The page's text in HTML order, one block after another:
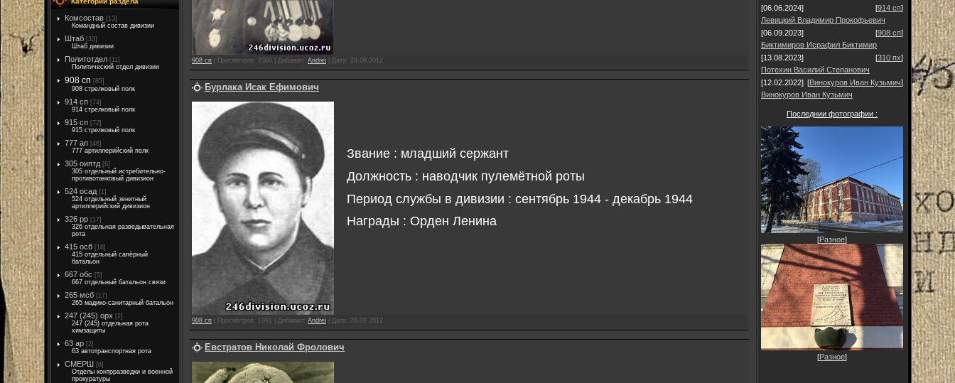
Комсостав [13]
Командный состав дивизии
Штаб [33]
Штаб дивизии
Политотдел [11]
Политический отдел дивизии
908 сп [85]
908 стрелковый полк
914 сп [74]
914 стрелковый полк
915 сп [72]
915 стрелковый полк
777 ап [46]
777 артиллерийский полк
305 оиптд [6]
305 отдельный истребительно-
противотанковый дивизион
524 осад [1]
524 отдельный зенитный
артиллерийский дивизион
326 рр [17]
326 отдельная разведывательная
рота
415 осб [18]
415 отдельный сапёрный
батальон
667 обс [5]
667 отдельный батальон связи
265 мсб [17]
265 мадико-санитарный батальон
247 (245) орх [2]
247 (245) отдельная рота
химзащиты
63 ар [2]
63 автотранспортная рота
СМЕРШ [6]
Отделы контрразведки и военной
прокуратуры
908 сп Просмотров: 2300 Добавил: Andrei Дата: 28.09.2012
Бурлака Исак Ефимович
Звание : младший сержант
Должность : наводчик пулемётной роты
Период службы в дивизии : сентябрь 1944 - декабрь 1944
Награды : Орден Ленина
908 сп Просмотров: 1991 Добавил: Andrei Дата: 28.09.2012
Евстратов Николай Фролович
[06.06.2024]
[914 сп]
Левицкий Владимир Прокофьевич
[06.09.2023]
[908 сп]
Биктимиров Исрафил Биктимир
[13.08.2023]
[310 пх]
Потехин Василий Степанович
[12.02.2022] [Винокуров Иван Кузьмич]
Винокуров Иван Кузьмич
Последнии фотографии :
[Разное]
[Разное]